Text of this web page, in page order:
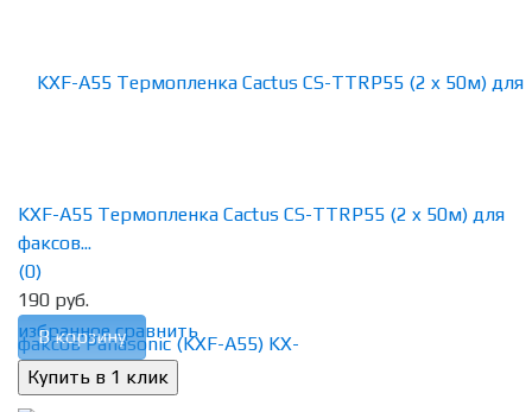
избранное сравнить
KXF-A55 Термопленка Cactus CS-TTRP55 (2 x 50м) для
факсов...
(0)
190 руб.
В корзину